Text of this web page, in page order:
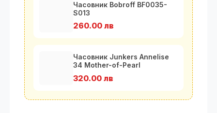
Часовник Bobroff BF0035-
S013
260.00 лв
Часовник Junkers Annelise
34 Mother-of-Pearl
320.00 лв